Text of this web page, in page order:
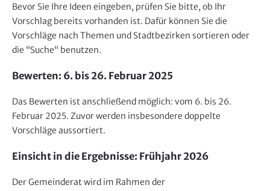
Bevor Sie Ihre Ideen eingeben, prüfen Sie bitte, ob Ihr
Vorschlag bereits vorhanden ist. Dafür können Sie die
Vorschläge nach Themen und Stadtbezirken sortieren oder
die “Suche“ benutzen.
Bewerten: 6. bis 26. Februar 2025
Das Bewerten ist anschließend möglich: vom 6. bis 26.
Februar 2025. Zuvor werden insbesondere doppelte
Vorschläge aussortiert.
Einsicht in die Ergebnisse: Frühjahr 2026
Der Gemeinderat wird im Rahmen der